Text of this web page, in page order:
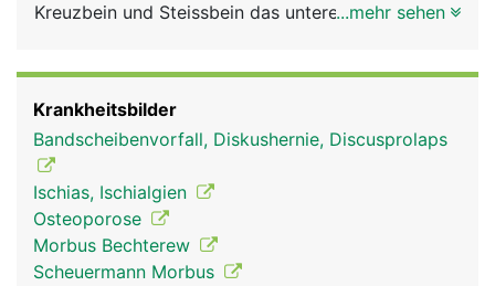
Rubriken
Kreuzbein und Steissbein das untere Ende der
daher besonders belastet. Aus den Lendenwirbeln
tritt der längste Nerv des Körpers aus, der
Ischiasnerv, der die Rückseite der Beine bis zu den
Füssen versorgt. In der Lendenwirbelsäule endet
ausserdem das Rückenmark.
...mehr sehen
Krankheitsbilder
Bandscheibenvorfall, Diskushernie, Discusprolaps
Ischias, Ischialgien
Osteoporose
Morbus Bechterew
Scheuermann Morbus